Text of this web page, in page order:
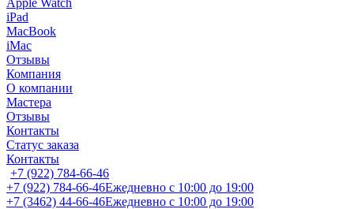
iPad
MacBook
iMac
Отзывы
Компания
О компании
Мастера
Отзывы
Контакты
Статус заказа
Контакты
+7 (922) 784-66-46
+7 (922) 784-66-46Ежедневно с 10:00 до 19:00
+7 (3462) 44-66-46Ежедневно с 10:00 до 19:00